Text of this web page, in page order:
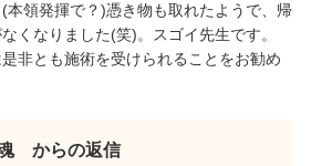
本領発揮で？)憑き物も取れたようで、帰
くなりました(笑)。スゴイ先生です。
非とも施術を受けられることをお勧め
からの返信